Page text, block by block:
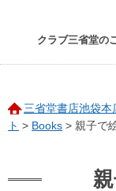
クラブ三省堂の
三省堂書店池袋本
ト > Books > 親子で